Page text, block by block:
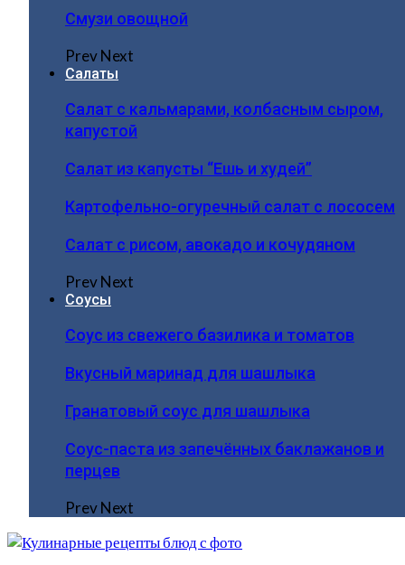
Смузи овощной
PrevNext
Салаты
Салат с кальмарами, колбасным сыром,
капустой
Салат из капусты “Ешь и худей”
Картофельно-огуречный салат с лососем
Салат с рисом, авокадо и кочудяном
PrevNext
Соусы
Соус из свежего базилика и томатов
Вкусный маринад для шашлыка
Гранатовый соус для шашлыка
Соус-паста из запечённых баклажанов и
перцев
PrevNext